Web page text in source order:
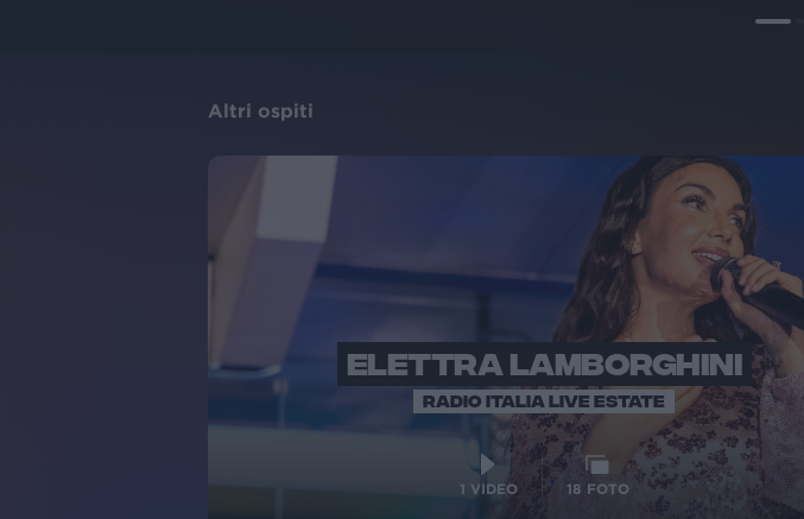
Altri ospiti
ELETTRA LAMBORGHINI
RADIO ITALIA LIVE ESTATE
1 VIDEO 18 FOTO